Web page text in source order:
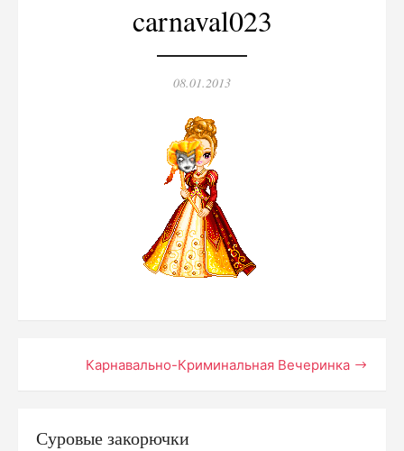
carnaval023
Опубликовано
08.01.2013
Навигация
записям
Карнавально-Криминальная Вечеринка
Суровые закорючки